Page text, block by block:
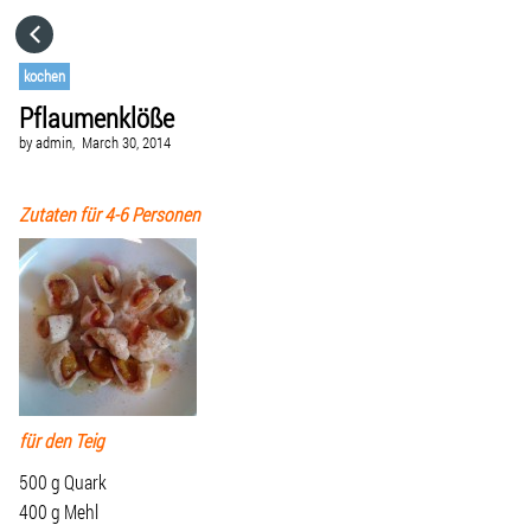
kochen
Pflaumenklöße
byadmin, March 30, 2014
Zutaten für 4-6 Personen
für den Teig
500 g Quark
400 g Mehl